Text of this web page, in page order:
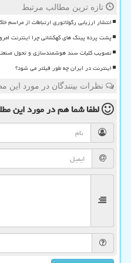
تازه ترین مطالب مرتبط
انتشار ارزیابی رگولاتوری ارتباطات از
پشت پرده پینگ های کهکشانی چرا اینترنت
تصویب کلیات سند هوشمندسازی و تحول
اینترنت در ایران چه طور فیلتر می شود؟
نظرات بینندگان در مورد این
لطفا شما همدر مورد این